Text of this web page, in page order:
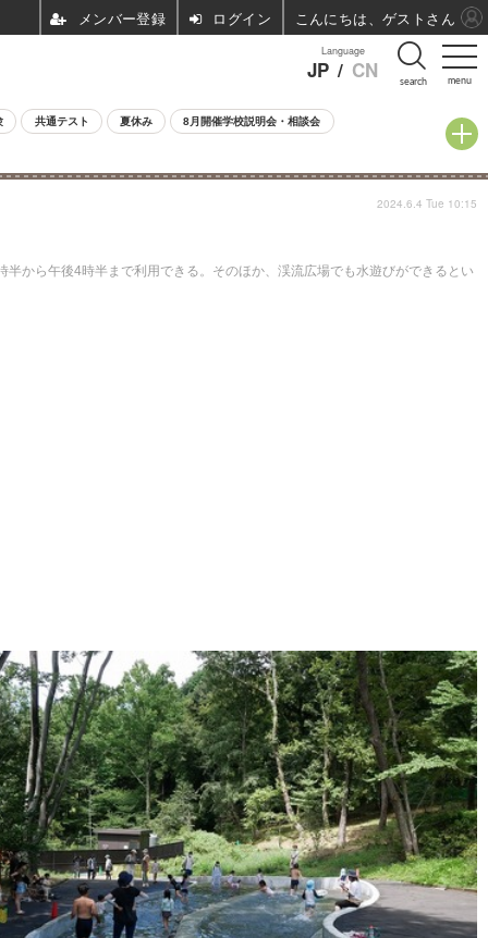
menu
Language
JP / CN search
共通テスト 夏休み 8月開催学校説明会・相談会
から午後4時半まで利用できる。そのほか、渓流広場でも水遊びができるとい
2024.6.4 Tue 10:15
ログイン こんにちは、ゲストさん